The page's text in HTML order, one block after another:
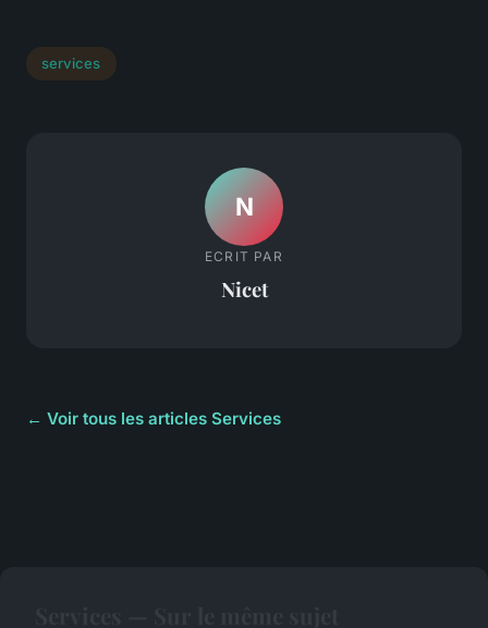
services
N
ECRIT PAR
Nicet
← Voir tous les articles Services